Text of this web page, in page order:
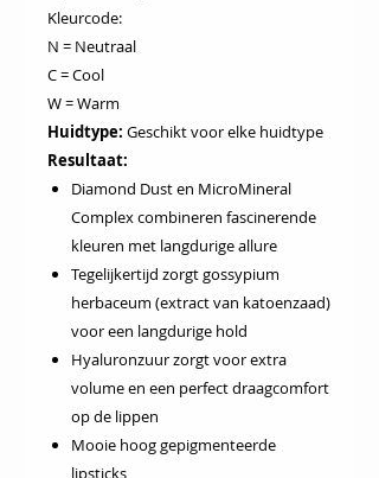
Kleurcode:
N = Neutraal
C = Cool
W = Warm
Huidtype: Geschikt voor elke huidtype
Resultaat:
Diamond Dust en MicroMineral
Complex combineren fascinerende
kleuren met langdurige allure
Tegelijkertijd zorgt gossypium
herbaceum (extract van katoenzaad)
voor een langdurige hold
Hyaluronzuur zorgt voor extra
volume en een perfect draagcomfort
op de lippen
Mooie hoog gepigmenteerde
lipsticks